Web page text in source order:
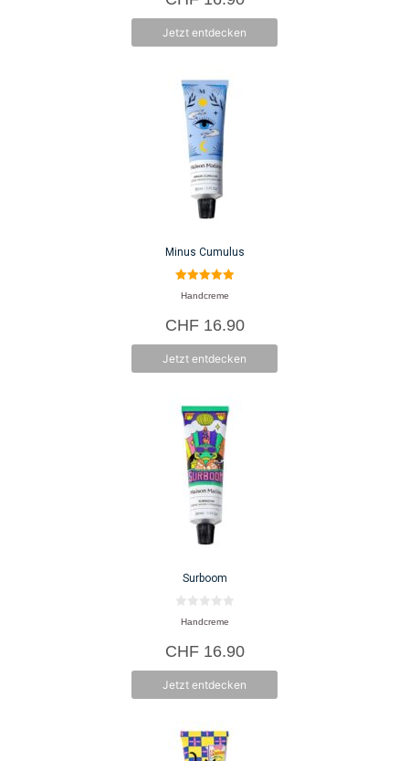
5
Jetzt entdecken
Minus Cumulus
5.00
von 5
Handcreme
CHF16.90
Jetzt entdecken
Surboom
n
5
Handcreme
CHF16.90
Jetzt entdecken